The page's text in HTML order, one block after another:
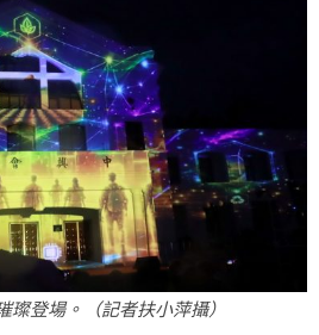
璨登場。（記者扶小萍攝）